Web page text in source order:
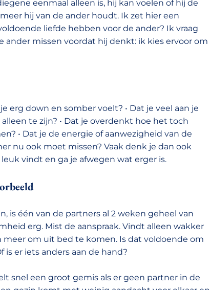
eenmaal alleen is, hij kan voelen of hij de
hij van de ander houdt. Ik zet hier een
liefde hebben voor de ander? Ik vraag
ander missen voordat hij denkt: ik kies ervoor om
erg down en somber voelt? • Dat je veel aan je
te zijn? • Dat je overdenkt hoe het toch
• Dat je de energie of aanwezigheid van de
nu ook moet missen? Vaak denk je dan ook
vindt en ga je afwegen wat erger is.
is één van de partners al 2 weken geheel van
erg. Mist de aanspraak. Vindt alleen wakker
om uit bed te komen. Is dat voldoende om
er iets anders aan de hand?
snel een groot gemis als er geen partner in de